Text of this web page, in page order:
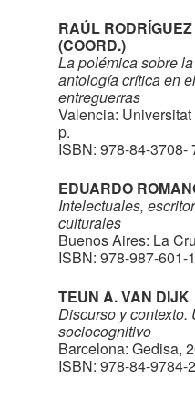
RAÚL
(COORD.)
La polémica sobre
antología crítica en
entreguerras
Valencia:
p.
ISBN: 978-84-3708-
EDUARDO
Intelectuales,
culturales
Buenos Aires: La
ISBN: 978-987-601-
TEUN A. VAN DIJK
Discurso y contexto.
sociocognitivo
Barcelona: Gedisa,
ISBN: 978-84-9784-